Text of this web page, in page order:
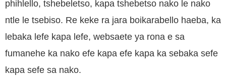
phihlello, tshebeletso, kapa tshebetso nako le nako
ntle le tsebiso. Re keke ra jara boikarabello haeba, ka
lebaka lefe kapa lefe, websaete ya rona e sa
fumanehe ka nako efe kapa efe kapa ka sebaka sefe
kapa sefe sa nako.